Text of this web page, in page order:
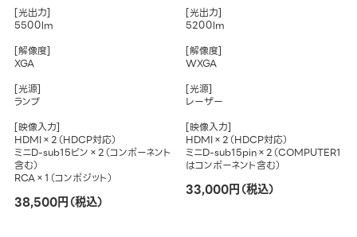
[光出力]
5500lm
[解像度]
XGA
[光源]
ランプ
[映像入力]
HDMI×2（HDCP対応）
ミニD-sub15ピン×2（コンポーネント
含む）
RCA×1（コンポジット）
38,500円（税込）
[光出力]
5200lm
[解像度]
WXGA
[光源]
レーザー
[映像入力]
HDMI×2（HDCP対応）
ミニD-sub15pin×2（COMPUTER1
はコンポーネント含む）
33,000円（税込）